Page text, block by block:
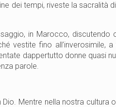
dei tempi, riveste la sacralità
in Marocco, discutendo
vestite fino all’inverosimile,
dappertutto donne quasi
parole.
Mentre nella nostra cultura